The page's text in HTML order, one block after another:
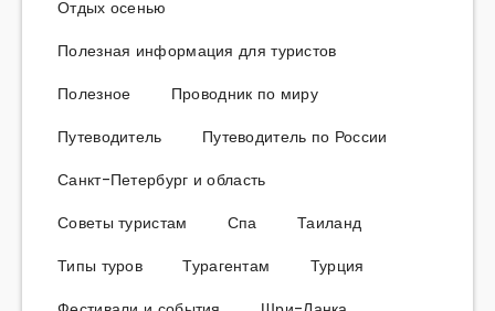
Отдых осенью
Полезная информация для туристов
Полезное
Проводник по миру
Путеводитель
Путеводитель по России
Санкт-Петербург и область
Советы туристам
Спа
Таиланд
Типы туров
Турагентам
Турция